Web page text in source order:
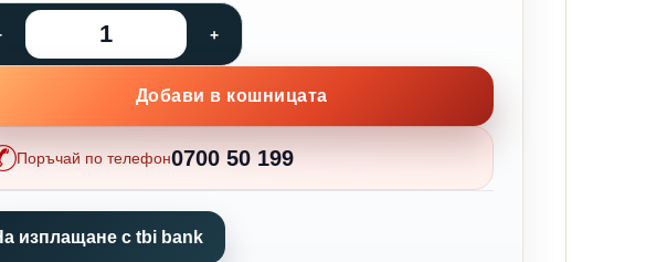
Добави в кошницата
Поръчай по телефон0700 50 199
изплащане с tbi bank